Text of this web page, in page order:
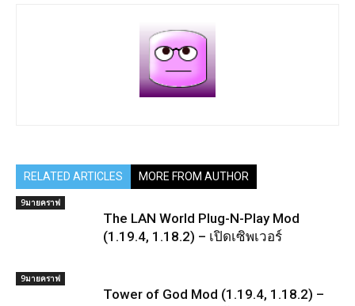
RELATED ARTICLES MORE FROM AUTHOR
9มายคราฟ
The LAN World Plug-N-Play Mod
(1.19.4, 1.18.2) – เปิดเซิพเวอร์
9มายคราฟ
Tower of God Mod (1.19.4, 1.18.2) –